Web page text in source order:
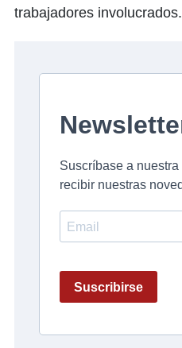
trabajadores involucrados.